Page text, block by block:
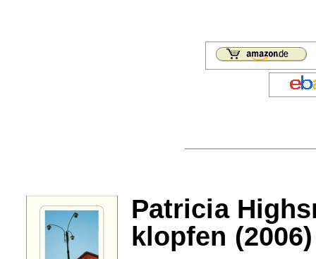
Patricia
klopfen (2006)